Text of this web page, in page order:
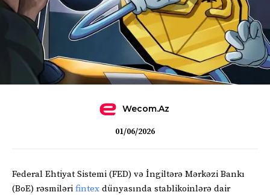
Wecom.az
01/06/2026
Federal Ehtiyat Sistemi (FED) və İngiltərə Mərkəzi Bankı
(BoE) rəsmiləri fintex dünyasında stablikoinlərə dair